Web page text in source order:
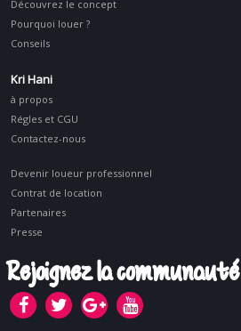
Découvrez le concept
Pourquoi louer ?
Conseils
Kri Hani
à propos
Régles et CGU
Contactez-nous
Devenir loueur professionnel
Contrat de location
Partenaires
Presse
Rejoignez la communauté